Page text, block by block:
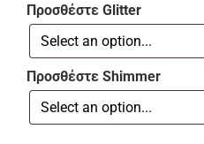
Προσθέστε Glitter
Προσθέστε Shimmer